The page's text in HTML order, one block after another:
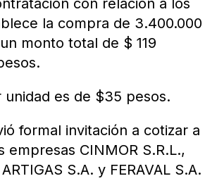
la compra de 3.400.000
monto total de $ 119
unidad es de $35 pesos.
formal invitación a cotizar a
empresas CINMOR S.R.L.,
S.A. y FERAVAL S.A.